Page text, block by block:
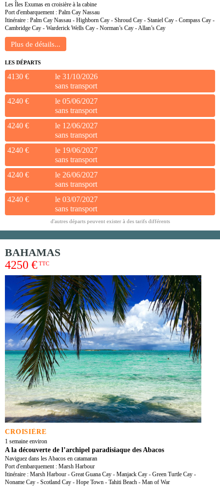
Les Îles Exumas en croisière à la cabine
Port d'embarquement : Palm Cay Nassau
Itinéraire : Palm Cay Nassau - Highborn Cay - Shroud Cay - Staniel Cay - Compass Cay -
Cambridge Cay - Warderick Wells Cay - Norman’s Cay - Allan’s Cay
LES DÉPARTS
4130 €
le 31/10/2026
sans transport
4240 €
le 05/06/2027
sans transport
4240 €
le 12/06/2027
sans transport
4240 €
le 19/06/2027
sans transport
4240 €
le 26/06/2027
sans transport
4240 €
le 03/07/2027
sans transport
d'autres départs peuvent exister à des tarifs différents
BAHAMAS
4250 € TTC
CROISIÈRE
1 semaine environ
A la découverte de l’archipel paradisiaque des Abacos
Naviguez dans les Abacos en catamaran
Port d'embarquement : Marsh Harbour
Itinéraire : Marsh Harbour - Great Guana Cay - Manjack Cay - Green Turtle Cay -
Noname Cay - Scotland Cay - Hope Town - Tahiti Beach - Man of War